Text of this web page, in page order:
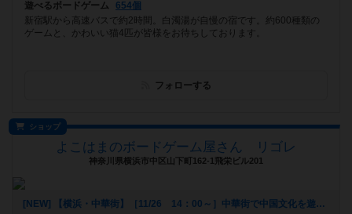
遊べるボードゲーム
654個
新宿駅から高速バスで約2時間。白濁湯が自慢の宿です。約600種類の
ゲームと、かわいい猫4匹が皆様をお待ちしております。
フォローする
ショップ
よこはまのボードゲーム屋さん リゴレ
神奈川県横浜市中区山下町162-1飛栄ビル201
[NEW] 【横浜・中華街】［11/26 14：00～］中華街で中国文化を遊ぼう！～第１回 中国伝統ゲーム会～（2017年11月11日 17時41分）